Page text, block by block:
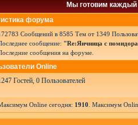
Мы готовим
форума
Сообщений в 8585 Тем от 1349
сообщение: "Re:Яичница с
сообщения на форуме.
Online
Гостей, 0 Пользователей
Online сегодня: 1910 . Максимум